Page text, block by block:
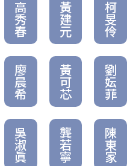
高
秀
春
黃
建
元
柯
旻
伶
廖
晨
希
黃
可
芯
劉
妘
菲
吳
淑
眞
龔
若
寧
陳
東
家